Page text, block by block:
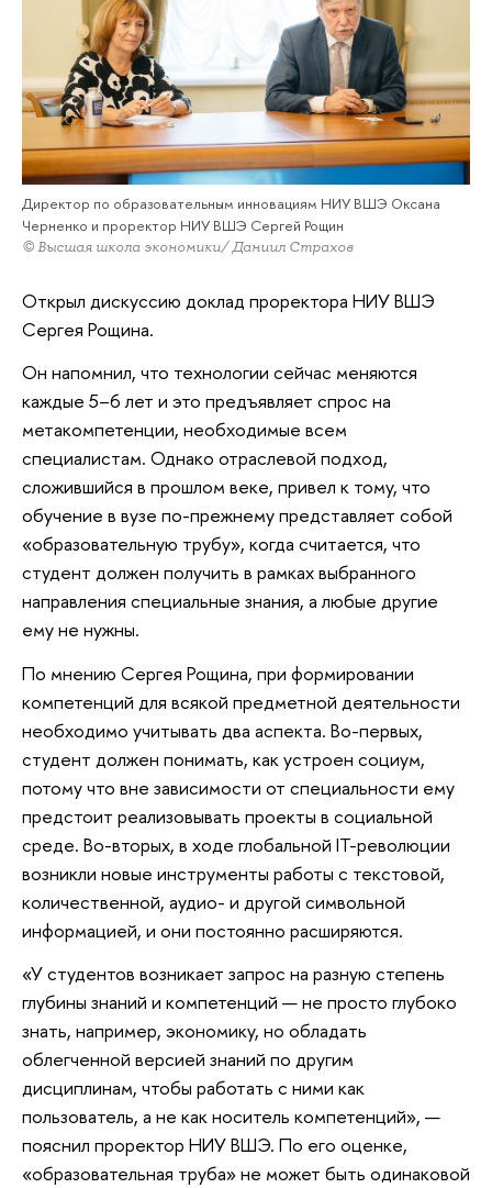
Директор по образовательным инновациям НИУ ВШЭ Оксана
Черненко и проректор НИУ ВШЭ Сергей Рощин
© Высшая школа экономики/ Даниил Страхов
Открыл дискуссию доклад проректора НИУ ВШЭ
Сергея Рощина.
Он напомнил, что технологии сейчас меняются
каждые 5–6 лет и это предъявляет спрос на
метакомпетенции, необходимые всем
специалистам. Однако отраслевой подход,
сложившийся в прошлом веке, привел к тому, что
обучение в вузе по-прежнему представляет собой
«образовательную трубу», когда считается, что
студент должен получить в рамках выбранного
направления специальные знания, а любые другие
ему не нужны.
По мнению Сергея Рощина, при формировании
компетенций для всякой предметной деятельности
необходимо учитывать два аспекта. Во-первых,
студент должен понимать, как устроен социум,
потому что вне зависимости от специальности ему
предстоит реализовывать проекты в социальной
среде. Во-вторых, в ходе глобальной IT-революции
возникли новые инструменты работы с текстовой,
количественной, аудио- и другой символьной
информацией, и они постоянно расширяются.
«У студентов возникает запрос на разную степень
глубины знаний и компетенций — не просто глубоко
знать, например, экономику, но обладать
облегченной версией знаний по другим
дисциплинам, чтобы работать с ними как
пользователь, а не как носитель компетенций», —
пояснил проректор НИУ ВШЭ. По его оценке,
«образовательная труба» не может быть одинаковой